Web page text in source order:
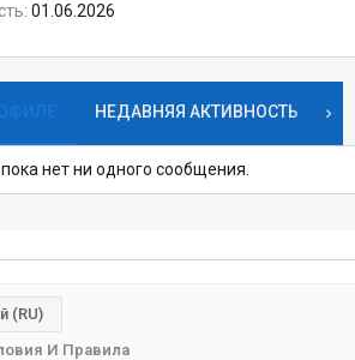
01.06.2026
НЕДАВНЯЯ АКТИВНОСТЬ
нет ни одного сообщения.
(RU)
И Правила